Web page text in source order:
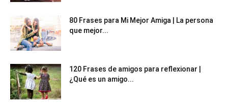
80 Frases para Mi Mejor Amiga | La persona
que mejor...
120 Frases de amigos para reflexionar |
¿Qué es un amigo...